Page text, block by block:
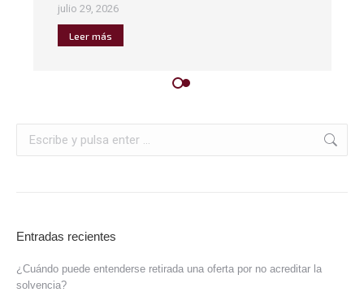
julio 29, 2026
Leer más
Entradas recientes
¿Cuándo puede entenderse retirada una oferta por no acreditar la
solvencia?